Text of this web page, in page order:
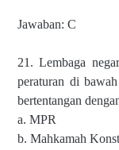
Jawaban: C
21. Lembaga
peraturan di
bertentangan
a. MPR
b. Mahkamah